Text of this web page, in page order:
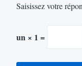
Saisissez votre
un × 1 =